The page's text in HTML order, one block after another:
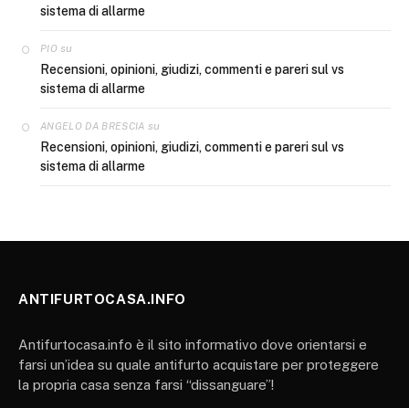
sistema di allarme
PIO su
Recensioni, opinioni, giudizi, commenti e pareri sul vs
sistema di allarme
ANGELO DA BRESCIA su
Recensioni, opinioni, giudizi, commenti e pareri sul vs
sistema di allarme
ANTIFURTOCASA.INFO
Antifurtocasa.info è il sito informativo dove orientarsi e
farsi un’idea su quale antifurto acquistare per proteggere
la propria casa senza farsi “dissanguare”!